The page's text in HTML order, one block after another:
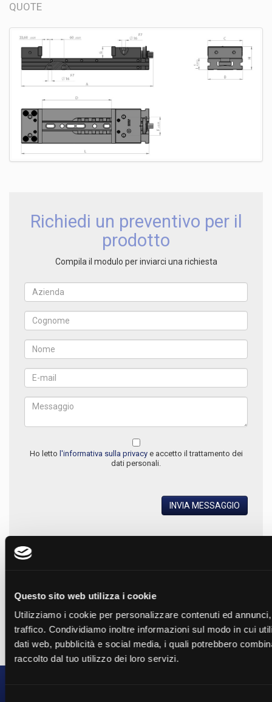
Questo sito web utilizza i cookie
Utilizziamo i cookie per personalizzare contenuti ed
traffico. Condividiamo inoltre informazioni sul modo in cui
dati web, pubblicità e social media, i quali potrebbero
raccolto dal tuo utilizzo dei loro servizi.
QUOTE
Richiedi un preventivo per il
prodotto
Compila il modulo per inviarci una richiesta
Ho letto l'informativa sulla privacye accetto il trattamento dei
dati personali.
INVIA MESSAGGIO